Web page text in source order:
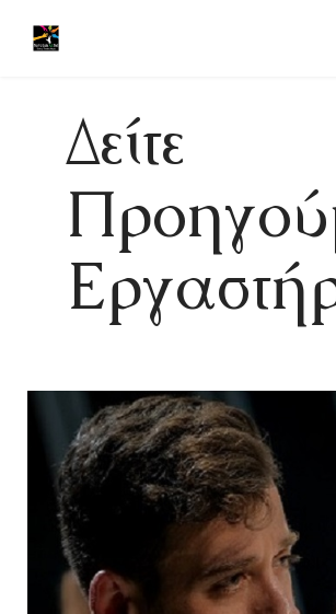
Δείτε